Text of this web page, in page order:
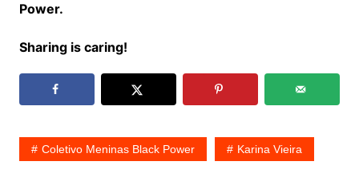
Power.
Sharing is caring!
Coletivo Meninas Black Power Karina Vieira